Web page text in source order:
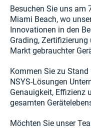
Besuchen Sie uns am
Miami Beach, wo
Innovationen in den
Grading,
Markt gebrauchter
Kommen Sie zu
NSYS-Lösungen
Genauigkeit, Effizienz
gesamten
Möchten Sie unser